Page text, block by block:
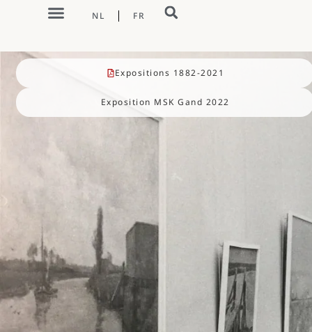
NL FR
Expositions 1882-2021
Exposition MSK Gand 2022